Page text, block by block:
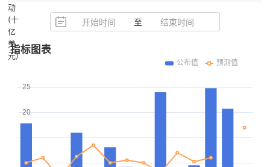
开始时间 至 结束时间
指标图表